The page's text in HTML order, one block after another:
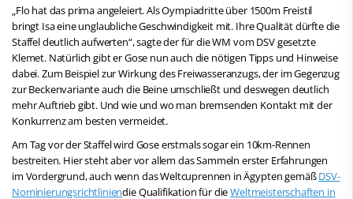
„Flo hat das prima angeleiert. Als Oympiadritte über 1500m Freistil
bringt Isa eine unglaubliche Geschwindigkeit mit. Ihre Qualität dürfte die
Staffel deutlich aufwerten“, sagte der für die WM vom DSV gesetzte
Klemet. Natürlich gibt er Gose nun auch die nötigen Tipps und Hinweise
dabei. Zum Beispiel zur Wirkung des Freiwasseranzugs, der im Gegenzug
zur Beckenvariante auch die Beine umschließt und deswegen deutlich
mehr Auftrieb gibt. Und wie und wo man bremsenden Kontakt mit der
Konkurrenz am besten vermeidet.
Am Tag vor der Staffel wird Gose erstmals sogar ein 10km-Rennen
bestreiten. Hier steht aber vor allem das Sammeln erster Erfahrungen
im Vordergrund, auch wenn das Weltcuprennen in Ägypten gemäßDSV-
Nominierungsrichtliniendie Qualifikation für dieWeltmeisterschaften in